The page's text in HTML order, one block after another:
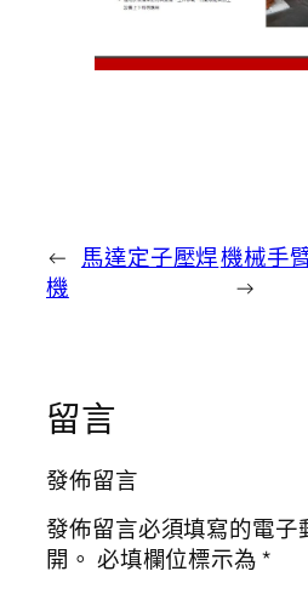
← 馬達定子壓焊
機
機械手
→
留言
發佈留言
發佈留言必須填寫的電子
開。 必填欄位標示為*